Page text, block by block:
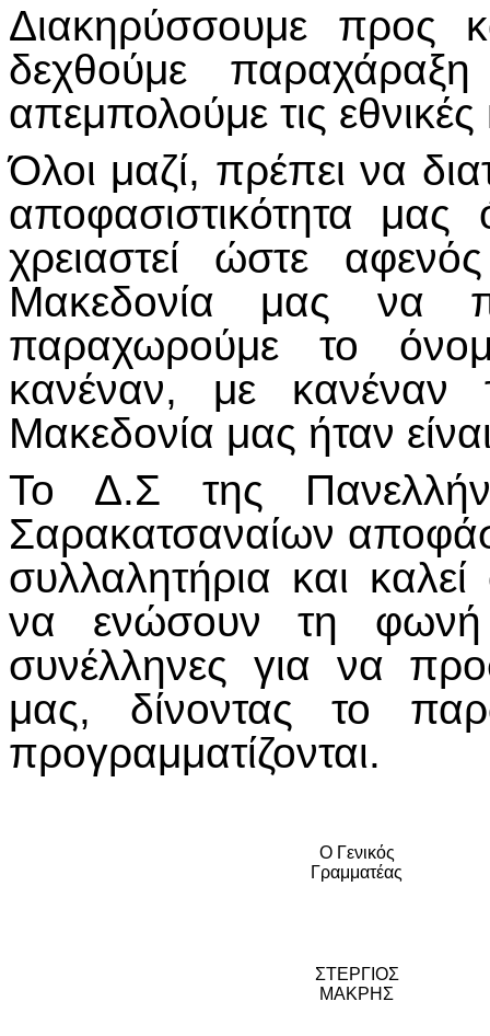
Διακηρύσσουμε προς
δεχθούμε
απεμπολούμε τις εθνικές
Όλοι μαζί, πρέπει να
αποφασιστικότητα
χρειαστεί ώστε
Μακεδονία μας να
παραχωρούμε το
κανέναν, με
Μακεδονία μας ήταν
Το Δ.Σ της
Σαρακατσαναίων
συλλαλητήρια και
να ενώσουν τη φωνή
συνέλληνες για να
μας, δίνοντας το
προγραμματίζονται.
Ο Γενικός
Γραμματέας
ΣΤΕΡΓΙΟΣ
ΜΑΚΡΗΣ